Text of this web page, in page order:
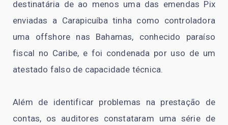
destinatária de ao menos uma das emendas Pix
enviadas a Carapicuíba tinha como controladora
uma offshore nas Bahamas, conhecido paraíso
fiscal no Caribe, e foi condenada por uso de um
atestado falso de capacidade técnica.
Além de identificar problemas na prestação de
contas, os auditores constataram uma série de